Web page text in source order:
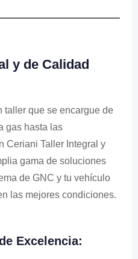
y de Calidad
taller que se encargue de
gas hasta las
Ceriani Taller Integral y
gama de soluciones
de GNC y tu vehículo
las mejores condiciones.
Excelencia: